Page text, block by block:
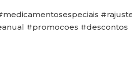
#promocoes #descontos